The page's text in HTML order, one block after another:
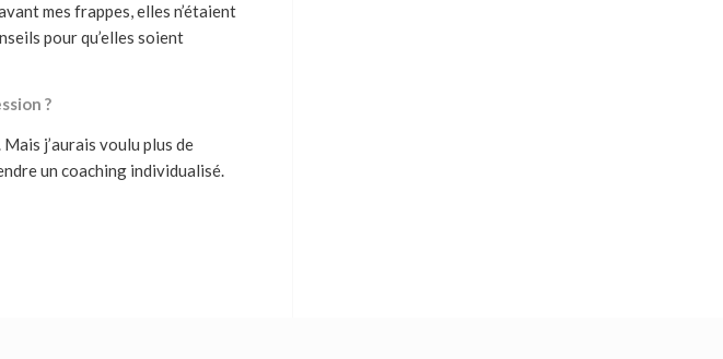
mes frappes, elles n’étaient
pour qu’elles soient
?
j’aurais voulu plus de
un coaching individualisé.